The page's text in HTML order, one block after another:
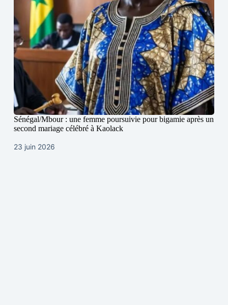
Sénégal/Mbour : une femme poursuivie pour bigamie après un
second mariage célébré à Kaolack
23 juin 2026